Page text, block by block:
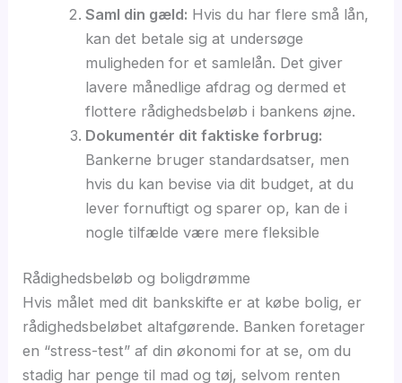
Saml din gæld: Hvis du har flere små lån,
kan det betale sig at undersøge
muligheden for et samlelån. Det giver
lavere månedlige afdrag og dermed et
flottere rådighedsbeløb i bankens øjne.
Dokumentér dit faktiske forbrug:
Bankerne bruger standardsatser, men
hvis du kan bevise via dit budget, at du
lever fornuftigt og sparer op, kan de i
nogle tilfælde være mere fleksible
Rådighedsbeløb og boligdrømme
Hvis målet med dit bankskifte er at købe bolig, er
rådighedsbeløbet altafgørende. Banken foretager
en “stress-test” af din økonomi for at se, om du
stadig har penge til mad og tøj, selvom renten